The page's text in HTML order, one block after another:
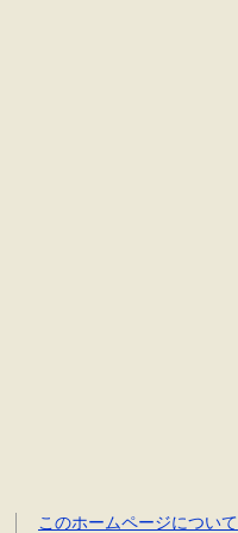
このホームページについて